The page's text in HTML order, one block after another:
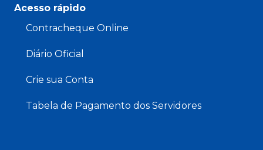
Acesso rápido
Contracheque Online
Diário Oficial
Crie sua Conta
Tabela de Pagamento dos Servidores